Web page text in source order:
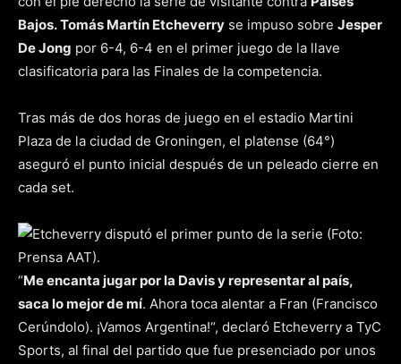
Bajos.Tomás Martín Etcheverry se impuso sobre Jesper
De Jong por 6-4, 6-4 en el primer juego de la llave
clasificatoria para las Finales de la competencia.
Tras más de dos horas de juego en el estadio Martini
Plaza de la ciudad de Groningen, el platense (64°)
aseguró el punto inicial después de un peleado cierre en
cada set.
“Me encanta jugar por la Davis y representar al país,
saca lo mejor de mí. Ahora toca alentar a Fran (Francisco
Cerúndolo). ¡Vamos Argentina!“, declaró Etcheverry a TyC
Sports, al final del partido que fue presenciado por unos